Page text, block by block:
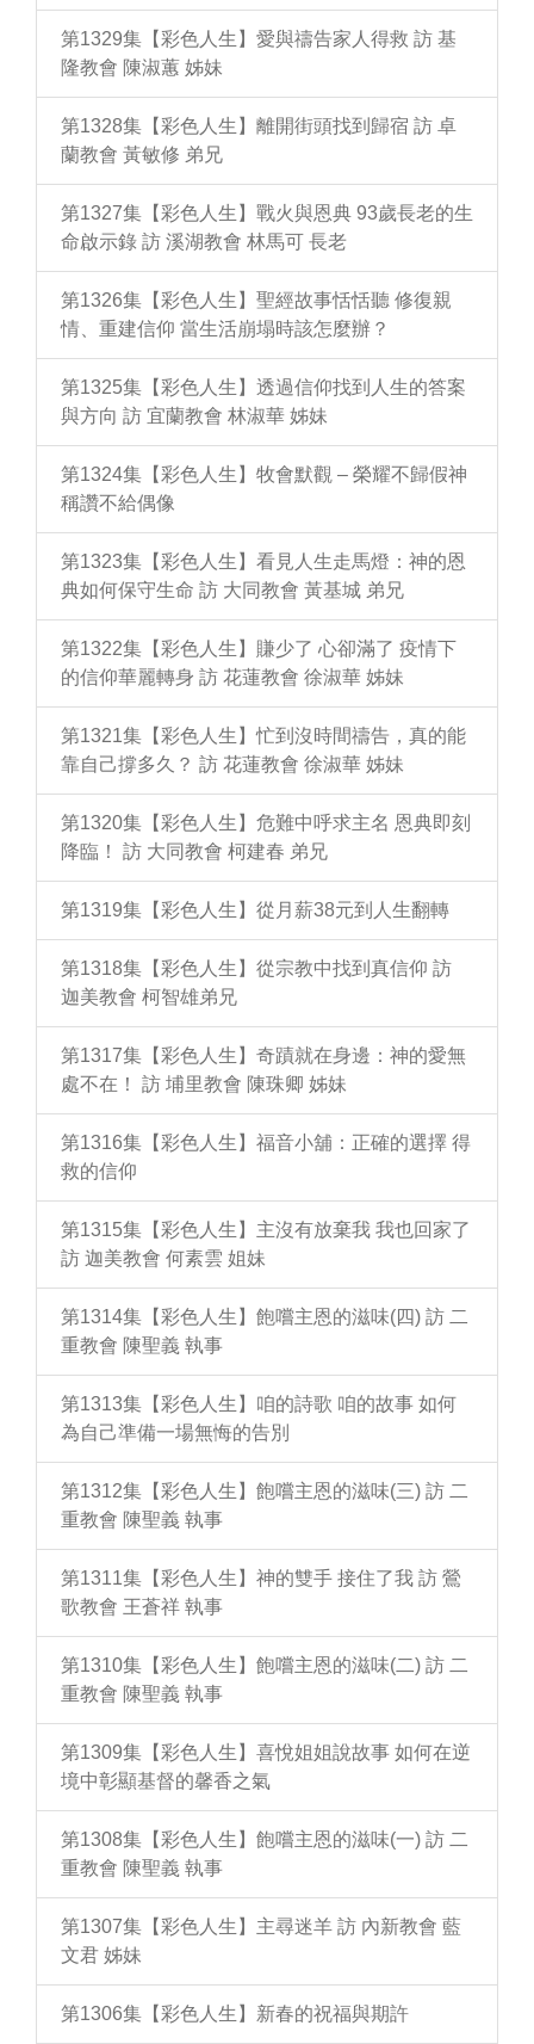
第1329集【彩色人生】愛與禱告家人得救 訪 基
隆教會 陳淑蕙 姊妹
第1328集【彩色人生】離開街頭找到歸宿 訪 卓
蘭教會 黃敏修 弟兄
第1327集【彩色人生】戰火與恩典 93歲長老的生
命啟示錄 訪 溪湖教會 林馬可 長老
第1326集【彩色人生】聖經故事恬恬聽 修復親
情、重建信仰 當生活崩塌時該怎麼辦？
第1325集【彩色人生】透過信仰找到人生的答案
與方向 訪 宜蘭教會 林淑華 姊妹
第1324集【彩色人生】牧會默觀 – 榮耀不歸假神
稱讚不給偶像
第1323集【彩色人生】看見人生走馬燈：神的恩
典如何保守生命 訪 大同教會 黃基城 弟兄
第1322集【彩色人生】賺少了 心卻滿了 疫情下
的信仰華麗轉身 訪 花蓮教會 徐淑華 姊妹
第1321集【彩色人生】忙到沒時間禱告，真的能
靠自己撐多久？ 訪 花蓮教會 徐淑華 姊妹
第1320集【彩色人生】危難中呼求主名 恩典即刻
降臨！ 訪 大同教會 柯建春 弟兄
第1319集【彩色人生】從月薪38元到人生翻轉
第1318集【彩色人生】從宗教中找到真信仰 訪
迦美教會 柯智雄弟兄
第1317集【彩色人生】奇蹟就在身邊：神的愛無
處不在！ 訪 埔里教會 陳珠卿 姊妹
第1316集【彩色人生】福音小舖：正確的選擇 得
救的信仰
第1315集【彩色人生】主沒有放棄我 我也回家了
訪 迦美教會 何素雲 姐妹
第1314集【彩色人生】飽嚐主恩的滋味(四) 訪 二
重教會 陳聖義 執事
第1313集【彩色人生】咱的詩歌 咱的故事 如何
為自己準備一場無悔的告別
第1312集【彩色人生】飽嚐主恩的滋味(三) 訪 二
重教會 陳聖義 執事
第1311集【彩色人生】神的雙手 接住了我 訪 鶯
歌教會 王蒼祥 執事
第1310集【彩色人生】飽嚐主恩的滋味(二) 訪 二
重教會 陳聖義 執事
第1309集【彩色人生】喜悅姐姐說故事 如何在逆
境中彰顯基督的馨香之氣
第1308集【彩色人生】飽嚐主恩的滋味(一) 訪 二
重教會 陳聖義 執事
第1307集【彩色人生】主尋迷羊 訪 內新教會 藍
文君 姊妹
第1306集【彩色人生】新春的祝福與期許